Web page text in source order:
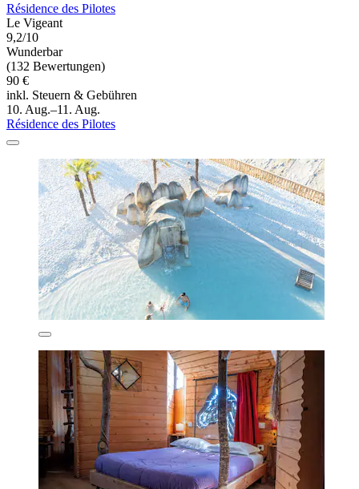
Résidence des Pilotes
Le Vigeant
9,2/10
Wunderbar
(132 Bewertungen)
90 €
inkl. Steuern & Gebühren
10. Aug.–11. Aug.
Résidence des Pilotes